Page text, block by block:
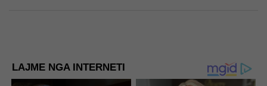
LAJME NGA INTERNETI